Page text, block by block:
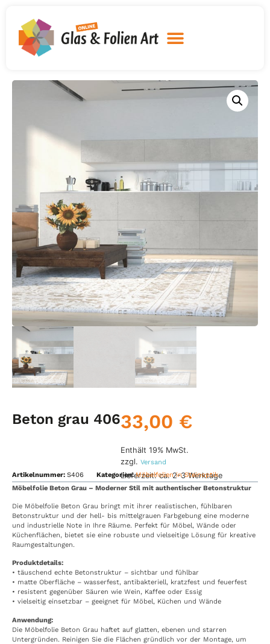
Beton grau 40633,00 €
Enthält 19% MwSt.
zzgl. Versand
Lieferzeit: ca. 2-3 Werktage
Artikelnummer: S406 Kategorien:Möbelfolien in Steinoptik
Möbelfolie Beton Grau – Moderner Stil mit authentischer Betonstruktur
Die Möbelfolie Beton Grau bringt mit ihrer realistischen, fühlbaren
Betonstruktur und der hell- bis mittelgrauen Farbgebung eine moderne
und industrielle Note in Ihre Räume. Perfekt für Möbel, Wände oder
Küchenflächen, bietet sie eine robuste und vielseitige Lösung für kreative
Raumgestaltungen.
Produktdetails:
• täuschend echte Betonstruktur – sichtbar und fühlbar
• matte Oberfläche – wasserfest, antibakteriell, kratzfest und feuerfest
• resistent gegenüber Säuren wie Wein, Kaffee oder Essig
• vielseitig einsetzbar – geeignet für Möbel, Küchen und Wände
Anwendung:
Die Möbelfolie Beton Grau haftet auf glatten, ebenen und starren
Untergründen. Reinigen Sie die Flächen gründlich vor der Montage, um